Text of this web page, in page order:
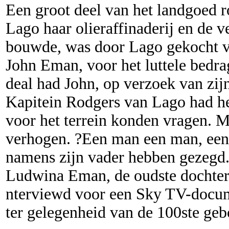
Een groot deel van het landgoed
Lago haar olieraffinaderij en de
bouwde, was door Lago gekocht
John Eman, voor het luttele
deal had John, op verzoek van
Kapitein Rodgers van Lago had
voor het terrein konden vragen.
verhogen. ?Een man een man,
namens zijn vader hebben
Ludwina Eman, de oudste
nterviewd voor een Sky TV-
ter gelegenheid van de 100ste